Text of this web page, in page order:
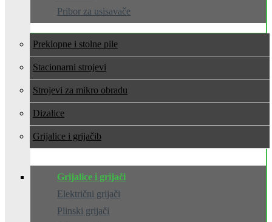
Pribor za usisavače
Preklopne i stolne pile
Stacionarni strojevi
Strojevi za mikro obradu
Dizalice
Grijalice i grijači
Grijalice i grijači
Električni grijači
Plinski grijači